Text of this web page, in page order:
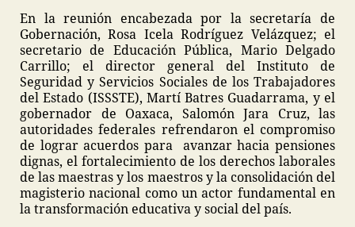
En la reunión encabezada por la secretaría de
Gobernación, Rosa Icela Rodríguez Velázquez; el
secretario de Educación Pública, Mario Delgado
Carrillo; el director general del Instituto de
Seguridad y Servicios Sociales de los Trabajadores
del Estado (ISSSTE), Martí Batres Guadarrama, y el
gobernador de Oaxaca, Salomón Jara Cruz, las
autoridades federales refrendaron el compromiso
de lograr acuerdos para avanzar hacia pensiones
dignas, el fortalecimiento de los derechos laborales
de las maestras y los maestros y la consolidación del
magisterio nacional como un actor fundamental en
la transformación educativa y social del país.